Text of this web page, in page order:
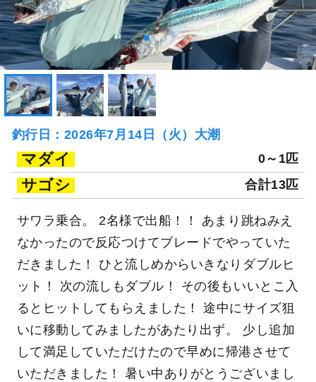
釣行日：2026年7月14日（火）大潮
マダイ 0～1匹
サゴシ 合計13匹
サワラ乗合。 2名様で出船！！ あまり跳ねみえ
なかったので反応つけてブレードでやっていた
だきました！ ひと流しめからいきなりダブルヒ
ット！ 次の流しもダブル！ その後もいいとこ入
るとヒットしてもらえました！ 途中にサイズ狙
いに移動してみましたがあたり出ず。 少し追加
して満足していただけたので早めに帰港させて
いただきました！ 暑い中ありがとうございまし